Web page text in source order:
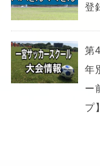
登
第
年
ー
プ】